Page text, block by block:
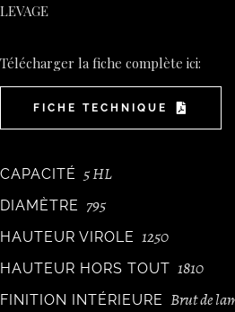
LEVAGE
Télécharger la fiche complète ici:
FICHE TECHNIQUE
CAPACITÉ 5 HL
DIAMÈTRE 795
HAUTEUR VIROLE 1250
HAUTEUR HORS TOUT 1810
FINITION INTÉRIEURE Brut de